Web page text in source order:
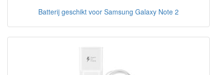
Batterij geschikt voor Samsung Galaxy Note 2